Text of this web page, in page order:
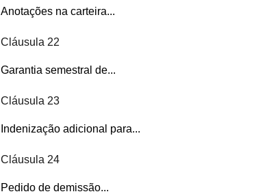
Anotações na carteira...
Cláusula 22
Garantia semestral de...
Cláusula 23
Indenização adicional para...
Cláusula 24
Pedido de demissão...